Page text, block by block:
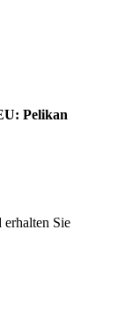
Pelikan
erhalten Sie